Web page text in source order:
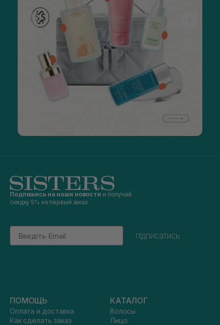
Подпишись на наши новости и получай
скидку 5% на первый заказ
Email
підписатись
ПОМОЩЬ
Оплата и доставка
Как сделать заказ
КАТАЛОГ
Волосы
Лицо